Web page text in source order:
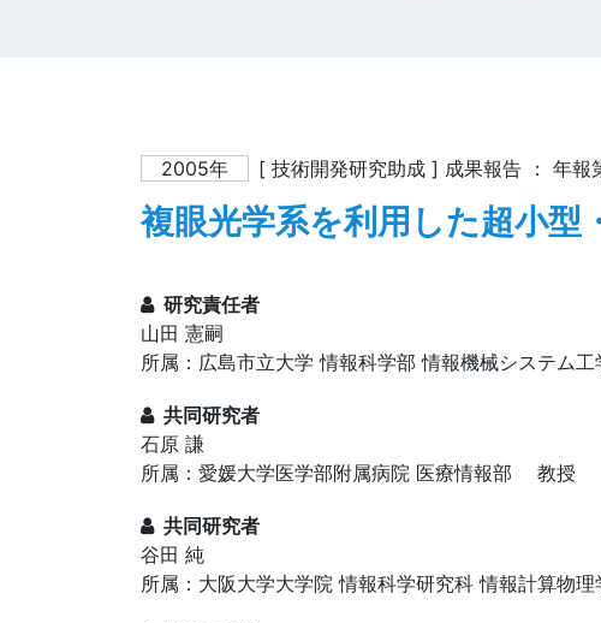
2005年 [ 技術開発研究助成 ] 成果報告 ： 年報
複眼光学系を利用した超小型
研究責任者
山田 憲嗣
所属：広島市立大学 情報科学部 情報機械システム
共同研究者
石原 謙
所属：愛媛大学医学部附属病院 医療情報部 教授
共同研究者
谷田 純
所属：大阪大学大学院 情報科学研究科 情報計算物